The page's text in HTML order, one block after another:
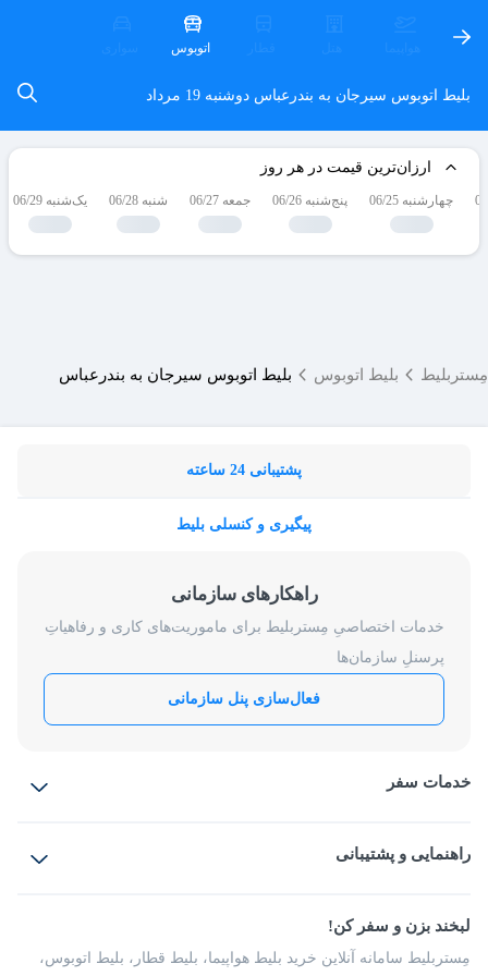
اتوبوس
بلیط اتوبوس سیرجان به بندرعباس دوشنبه 19 مرداد
ارزان‌ترین قیمت در هر روز
چهارشنبه 06/25 پنج‌شنبه 06/26 جمعه 06/27 شنبه 06/28 یک‌شنبه 06/29
مِستربلیط بلیط اتوبوس بلیط اتوبوس سیرجان به بندرعباس
پشتیبانی 24 ساعته
پیگیری و کنسلی بلیط
راهکارهای سازمانی
خدمات اختصاصیِ مِستربلیط برای ماموریت‌های کاری و رفاهیاتِ
پرسنلِ سازمان‌ها
فعال‌سازی پنل سازمانی
خدمات سفر
بلیط قطار
راهنمایی و پشتیبانی
شرایط و مقررات
راهکار سازمانی
فرصت‌های شغلی
لبخند بزن و سفر کن!
مِستربلیط سامانه آنلاین خرید بلیط هواپیما، بلیط قطار، بلیط اتوبوس،